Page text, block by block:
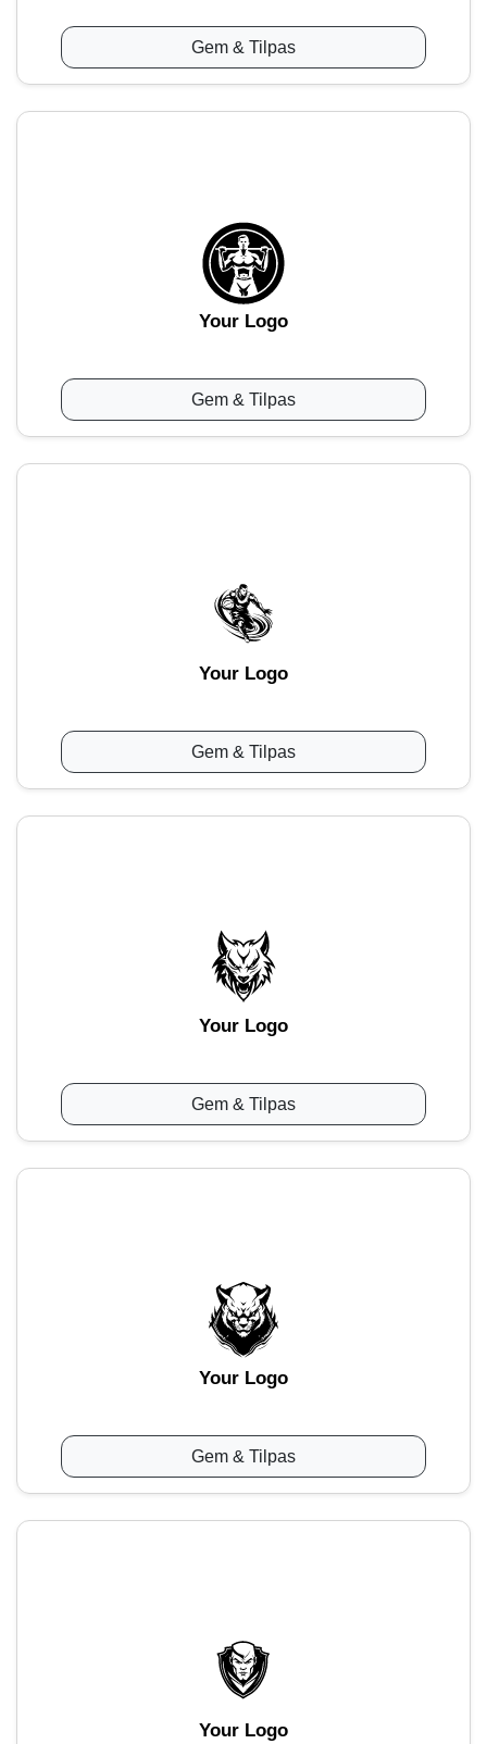
Gem & Tilpas
Your Logo
Gem & Tilpas
Your Logo
Gem & Tilpas
Your Logo
Gem & Tilpas
Your Logo
Gem & Tilpas
Your Logo